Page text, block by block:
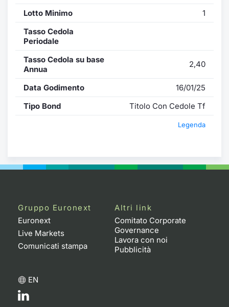
Lotto Minimo
1
Tasso Cedola
Periodale
Tasso Cedola su base
Annua
2,40
Data Godimento
16/01/25
Tipo Bond
Titolo Con Cedole Tf
Legenda
Gruppo Euronext
Euronext
Live Markets
Comunicati stampa
Altri link
Comitato Corporate
Governance
Lavora con noi
Pubblicità
EN